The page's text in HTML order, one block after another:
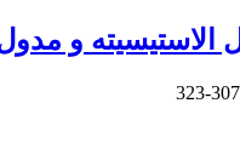
الاستیسیته و
307-323